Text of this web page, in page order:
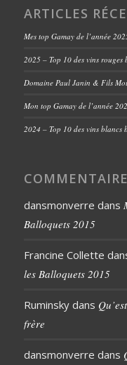
ARTICLES
Mes top Gamay de l’année
2025 – Top 10 des vins rouges
Domaine Paul Janin & Fils
Mon top Gamay de l’année
2024 – Top 10 des vins blancs
dansmonverre dans
Balloquets 2015
Francine Collette
les Balloquets 2015
Ruminskydans
frère
dansmonverre dans